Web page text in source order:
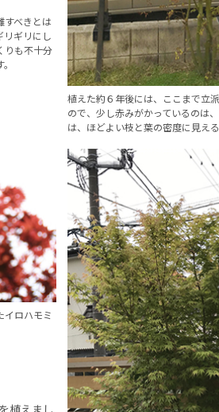
すべきとは
リギリにし
りも不十分
植えた約６年後には、ここまで立
ので、少し赤みがかっているのは
は、ほどよい枝と葉の密度に見え
イロハモミ
を植えまし